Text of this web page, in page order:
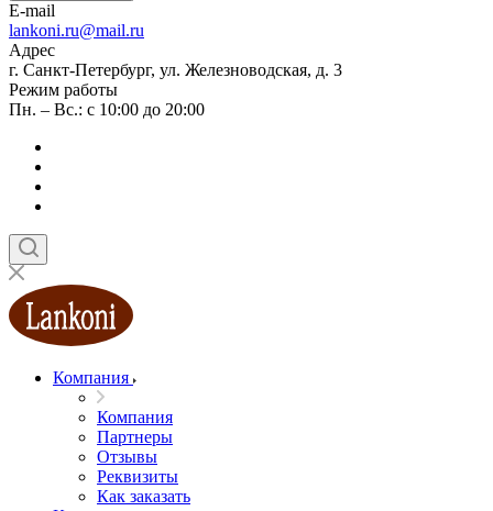
E-mail
lankoni.ru@mail.ru
Адрес
г. Санкт-Петербург, ул. Железноводская, д. 3
Режим работы
Пн. – Вс.: с 10:00 до 20:00
Компания
Компания
Партнеры
Отзывы
Реквизиты
Как заказать